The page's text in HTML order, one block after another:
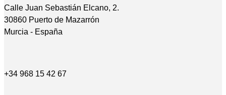
Calle Juan Sebastián Elcano, 2.
30860 Puerto de Mazarrón
Murcia - España
+34 968 15 42 67